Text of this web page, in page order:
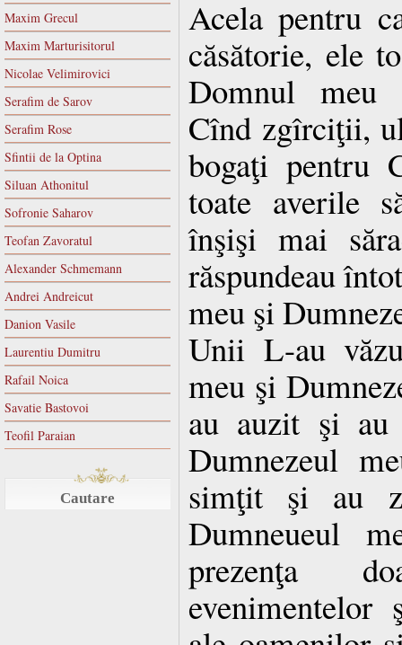
Maxim Grecul
Maxim Marturisitorul
Nicolae Velimirovici
Serafim de Sarov
Serafim Rose
Sfintii de la Optina
Siluan Athonitul
Sofronie Saharov
Teofan Zavoratul
Alexander Schmemann
Andrei Andreicut
Danion Vasile
Laurentiu Dumitru
Rafail Noica
Savatie Bastovoi
Teofil Paraian
Cautare
Acela pentru
căsătorie, ele
Domnul meu
Cînd zgîrciţii,
bogaţi pentru
toate averile
înşişi mai
răspundeau
meu şi
Unii L-au
meu şi
au auzit şi
Dumnezeul
simţit şi au
Dumneueul
prezenţa
evenimentelor